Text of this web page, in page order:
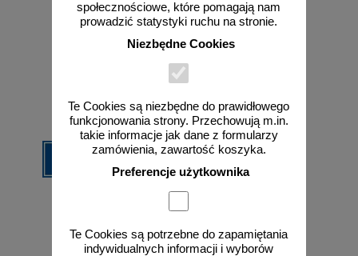
społecznościowe, które pomagają nam
prowadzić statystyki ruchu na stronie.
Niezbędne Cookies
Te Cookies są niezbędne do prawidłowego
funkcjonowania strony. Przechowują m.in.
takie informacje jak dane z formularzy
zamówienia, zawartość koszyka.
Preferencje użytkownika
Te Cookies są potrzebne do zapamiętania
indywidualnych informacji i wyborów
od 43,16 zł od 15,68 zł
do koszyka